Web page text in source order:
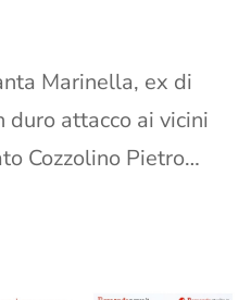
Marinella, ex di
duro attacco ai vicini
Cozzolino Pietro…